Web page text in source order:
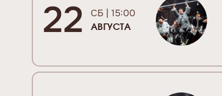
22 СБ | 15:00
АВГУСТА